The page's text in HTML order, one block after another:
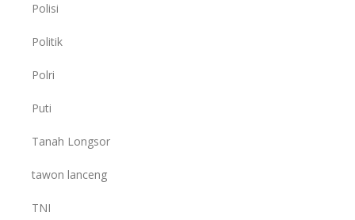
Polisi
Politik
Polri
Puti
Tanah Longsor
tawon lanceng
TNI